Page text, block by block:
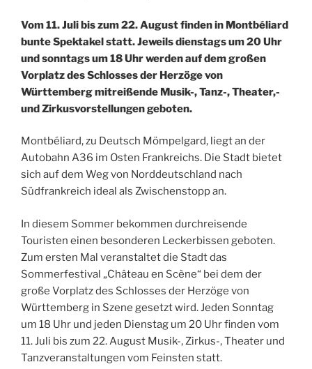
Vom 11. Juli bis zum 22. August finden in Montbéliard
bunte Spektakel statt. Jeweils dienstags um 20 Uhr
und sonntags um 18 Uhr werden auf dem großen
Vorplatz des Schlosses der Herzöge von
Württemberg mitreißende Musik-, Tanz-, Theater,-
und Zirkusvorstellungen geboten.
Montbéliard, zu Deutsch Mömpelgard, liegt an der
Autobahn A36 im Osten Frankreichs. Die Stadt bietet
sich auf dem Weg von Norddeutschland nach
Südfrankreich ideal als Zwischenstopp an.
In diesem Sommer bekommen durchreisende
Touristen einen besonderen Leckerbissen geboten.
Zum ersten Mal veranstaltet die Stadt das
Sommerfestival „Château en Scène“ bei dem der
große Vorplatz des Schlosses der Herzöge von
Württemberg in Szene gesetzt wird. Jeden Sonntag
um 18 Uhr und jeden Dienstag um 20 Uhr finden vom
11. Juli bis zum 22. August Musik-, Zirkus-, Theater und
Tanzveranstaltungen vom Feinsten statt.